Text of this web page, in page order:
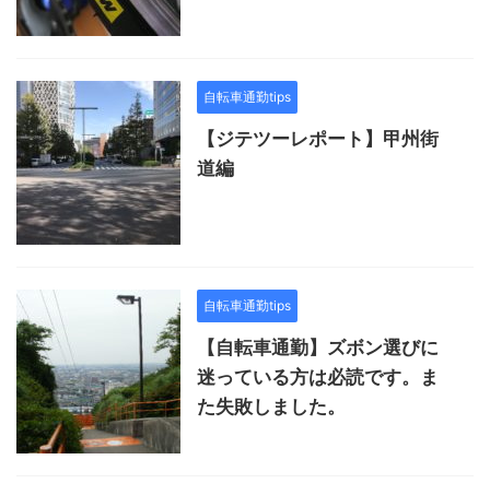
自転車通勤tips
【ジテツーレポート】甲州街
道編
自転車通勤tips
【自転車通勤】ズボン選びに
迷っている方は必読です。ま
た失敗しました。